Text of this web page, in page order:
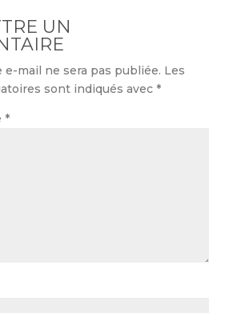
UN
e-mail ne sera pas publiée. Les
sont indiqués avec *
*